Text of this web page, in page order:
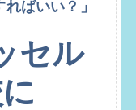
ばいい？」
セル